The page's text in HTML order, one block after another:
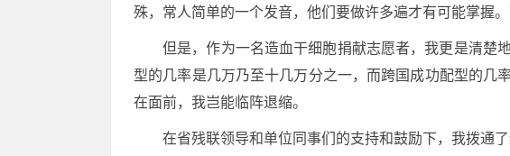
殊，常人简单的一个发音，他们要做许多遍才有可能掌握
但是，作为一名造血干细胞捐献志愿者，我更是清楚
型的几率是几万乃至十几万分之一，而跨国成功配型的几
在面前，我岂能临阵退缩。
在省残联领导和单位同事们的支持和鼓励下，我拨通